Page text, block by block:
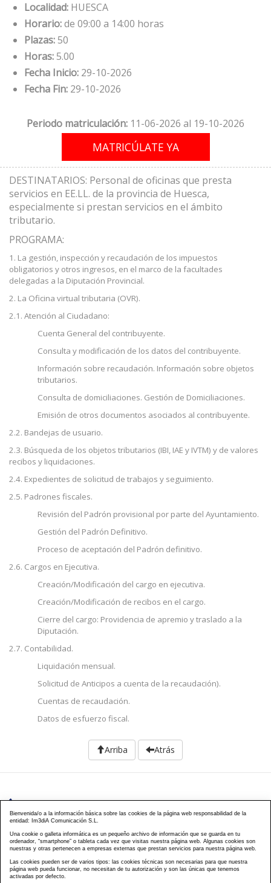
Localidad: HUESCA
Horario:de 09:00 a 14:00 horas
Plazas:50
Horas:5.00
Fecha Inicio: 29-10-2026
Fecha Fin: 29-10-2026
Periodo matriculación: 11-06-2026 al 19-10-2026
DESTINATARIOS: Personal de oficinas que presta
servicios en EE.LL. de la provincia de Huesca,
especialmente si prestan servicios en el ámbito
tributario.
PROGRAMA:
1. La gestión, inspección y recaudación de los impuestos
obligatorios y otros ingresos, en el marco de la facultades
delegadas a la Diputación Provincial.
2. La Oficina virtual tributaria (OVR).
2.1. Atención al Ciudadano:
Cuenta General del contribuyente.
Consulta y modificación de los datos del contribuyente.
Información sobre recaudación. Información sobre objetos
tributarios.
Consulta de domiciliaciones. Gestión de Domiciliaciones.
Emisión de otros documentos asociados al contribuyente.
2.2. Bandejas de usuario.
2.3. Búsqueda de los objetos tributarios (IBI, IAE y IVTM) y de valores
recibos y liquidaciones.
2.4. Expedientes de solicitud de trabajos y seguimiento.
2.5. Padrones fiscales.
Revisión del Padrón provisional por parte del Ayuntamiento.
Gestión del Padrón Definitivo.
Proceso de aceptación del Padrón definitivo.
2.6. Cargos en Ejecutiva.
Creación/Modificación del cargo en ejecutiva.
Creación/Modificación de recibos en el cargo.
Cierre del cargo: Providencia de apremio y traslado a la
Diputación.
2.7. Contabilidad.
Liquidación mensual.
Solicitud de Anticipos a cuenta de la recaudación).
Cuentas de recaudación.
Datos de esfuerzo fiscal.
Arriba Atrás
976 203 103
Calle Mayor, 40, CP 50001 - Zaragoza
cursos@famcp.org
Plan de Formación|Cursos On Line|Cursos
Bienvenida/o a la información básica sobre las cookies de la página web responsabilidad de la
entidad: Im3diA Comunicación S.L.
Una cookie o galleta informática es un pequeño archivo de información que se guarda en tu
ordenador, “smartphone” o tableta cada vez que visitas nuestra página web. Algunas cookies son
nuestras y otras pertenecen a empresas externas que prestan servicios para nuestra página web.
Las cookies pueden ser de varios tipos: las cookies técnicas son necesarias para que nuestra
página web pueda funcionar, no necesitan de tu autorización y son las únicas que tenemos
activadas por defecto.